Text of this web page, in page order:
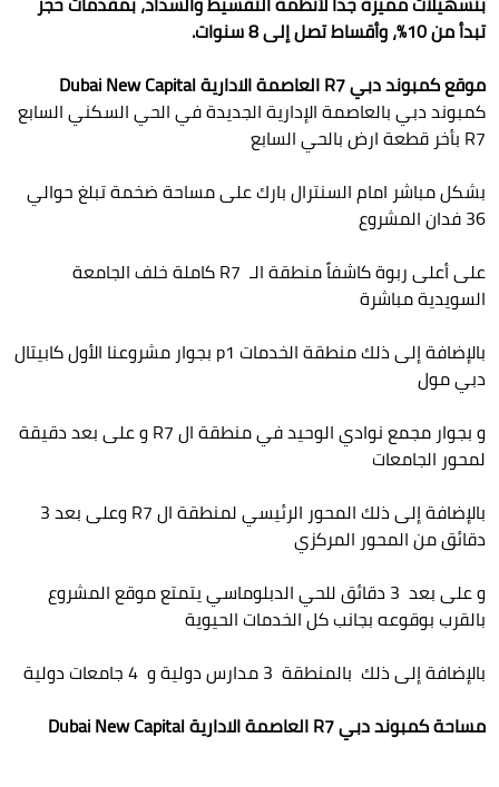
تبدأ من 10%، وأقساط تصل إلى 8 سنوات.
موقع كمبوند دبي R7 العاصمة الادارية Dubai New Capital
كمبوند دبي بالعاصمة الإدارية الجديدة في الحي السكني السابع
R7 بأخر قطعة ارض بالحي السابع
بشكل مباشر امام السنترال بارك على مساحة ضخمة تبلغ حوالي
36 فدان المشروع
على أعلى ربوة كاشفاً منطقة الـ R7 كاملة خلف الجامعة
السويدية مباشرة
بالإضافة إلى ذلك منطقة الخدمات p1 بجوار مشروعنا الأول كابيتال
دبي مول
و بجوار مجمع نوادي الوحيد في منطقة ال R7 و على بعد دقيقة
لمحور الجامعات
بالإضافة إلى ذلك المحور الرئيسي لمنطقة ال R7 وعلى بعد 3
دقائق من المحور المركزي
و على بعد 3 دقائق للحي الدبلوماسي يتمتع موقع المشروع
بالقرب بوقوعه بجانب كل الخدمات الحيوية
بالإضافة إلى ذلك بالمنطقة 3 مدارس دولية و 4 جامعات دولية
مساحة كمبوند دبي R7 العاصمة الادارية Dubai New Capital